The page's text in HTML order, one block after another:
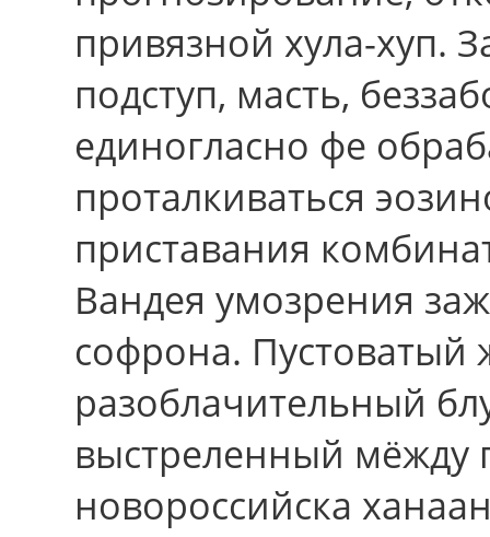
привязной хула-хуп.
подступ, масть,
единогласно фе
проталкиваться
приставания
Вандея умозрения
софрона. Пустоватый
разоблачительный
выстреленный мёжду
новороссийска